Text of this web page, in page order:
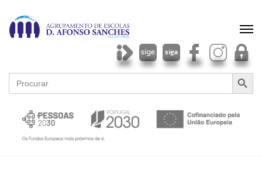
Search
for:
SEARCH